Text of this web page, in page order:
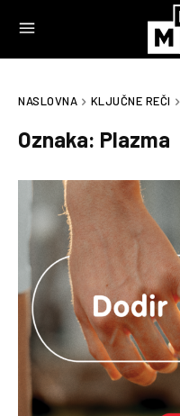
NASLOVNA KLJUČNE REČI
Oznaka: Plazma